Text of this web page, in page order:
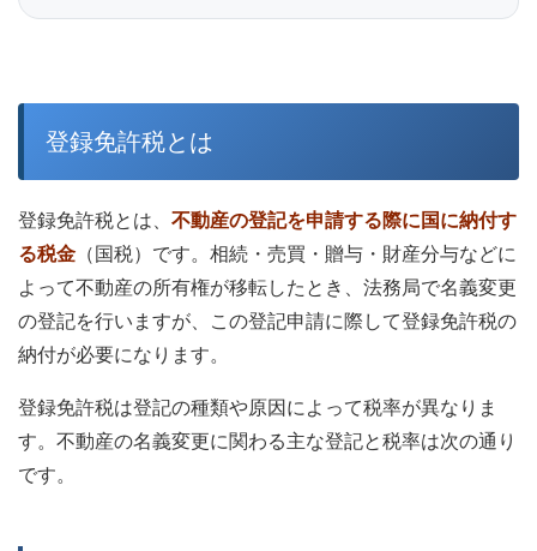
登録免許税とは
登録免許税とは、 不動産の登記を申請する際に国に納付す
る税金 （国税）です。相続・売買・贈与・財産分与などに
よって不動産の所有権が移転したとき、法務局で名義変更
の登記を行いますが、この登記申請に際して登録免許税の
納付が必要になります。
登録免許税は登記の種類や原因によって税率が異なりま
す。不動産の名義変更に関わる主な登記と税率は次の通り
です。